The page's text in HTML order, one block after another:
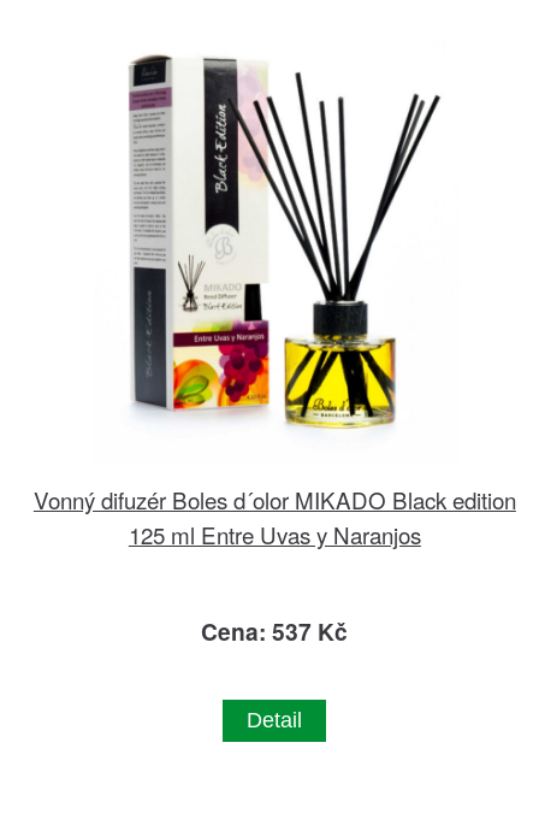
Vonný difuzér Boles d´olor MIKADO Black edition
125 ml Entre Uvas y Naranjos
Cena: 537 Kč
Detail